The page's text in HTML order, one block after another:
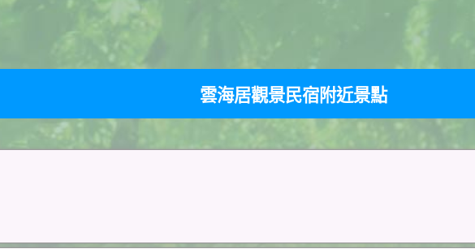
雲海居觀景民宿附近景點